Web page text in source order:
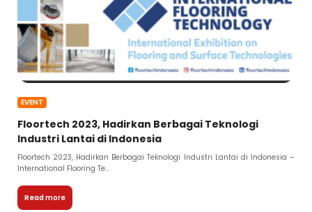
EVENT
Floortech 2023, Hadirkan Berbagai Teknologi
Industri Lantai di Indonesia
Floortech 2023, Hadirkan Berbagai Teknologi Industri Lantai di Indonesia –
International Flooring Te...
Read more